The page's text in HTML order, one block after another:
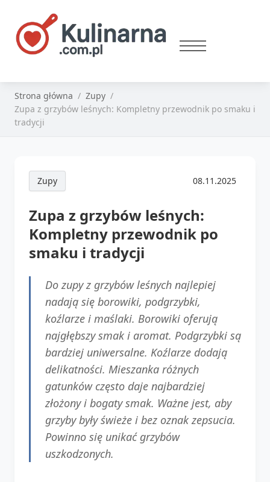
Strona główna
Zupy
Zupa z grzybów leśnych: Kompletny przewodnik po smaku i
tradycji
Zupy 08.11.2025
Zupa z grzybów leśnych:
Kompletny przewodnik po
smaku i tradycji
Do zupy z grzybów leśnych najlepiej
nadają się borowiki, podgrzybki,
koźlarze i maślaki. Borowiki oferują
najgłębszy smak i aromat. Podgrzybki są
bardziej uniwersalne. Koźlarze dodają
delikatności. Mieszanka różnych
gatunków często daje najbardziej
złożony i bogaty smak. Ważne jest, aby
grzyby były świeże i bez oznak zepsucia.
Powinno się unikać grzybów
uszkodzonych.